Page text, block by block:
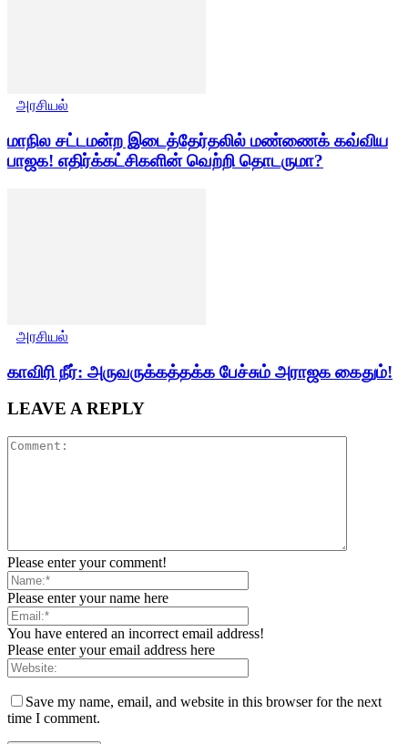
அரசியல்
மாநில சட்டமன்ற இடைத்தேர்தலில் மண்ணைக் கவ்விய
பாஜக! எதிர்க்கட்சிகளின் வெற்றி தொடருமா?
அரசியல்
காவிரி நீர்: அருவருக்கத்தக்க பேச்சும் அராஜக கைதும்!
LEAVE A REPLY
Please enter your comment!
Please enter your name here
You have entered an incorrect email address!
Please enter your email address here
Save my name, email, and website in this browser for the next
time I comment.